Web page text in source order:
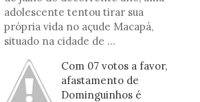
adolescente tentou tirar sua
própria vida no açude Macapá,
situado na cidade de ...
Com 07 votos a favor,
afastamento de
Dominguinhos é